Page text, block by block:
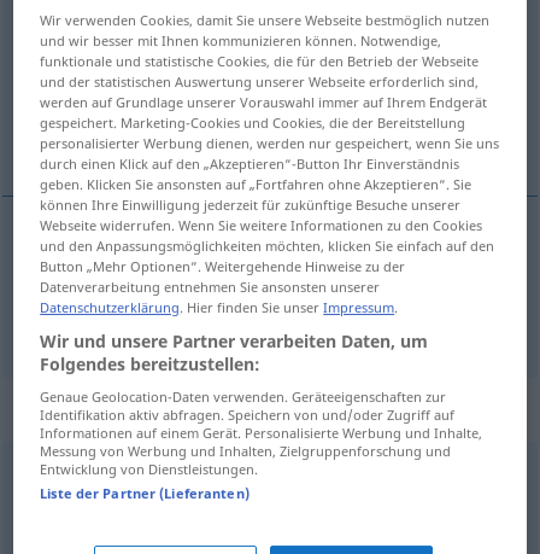
platzen
Übersicht aller Übersetzungen
(Für mehr Details die Übersetzung anklicken/antippen)
пуцати, банути
пуцати platzen
банутиpf platzen in etwas
Synonyme für "platzen"
entfallen,(sich) erledigen (meist Vergangenheits-
Wir verwenden Cookies, damit Sie unsere Webseite bestmöglich nutzen
und wir besser mit Ihnen kommunizieren können. Notwendige,
funktionale und statistische Cookies, die für den Betrieb der Webseite
und der statistischen Auswertung unserer Webseite erforderlich sind,
werden auf Grundlage unserer Vorauswahl immer auf Ihrem Endgerät
gespeichert. Marketing-Cookies und Cookies, die der Bereitstellung
personalisierter Werbung dienen, werden nur gespeichert, wenn Sie uns
durch einen Klick auf den „Akzeptieren“-Button Ihr Einverständnis
geben. Klicken Sie ansonsten auf „Fortfahren ohne Akzeptieren“. Sie
können Ihre Einwilligung jederzeit für zukünftige Besuche unserer
Webseite widerrufen. Wenn Sie weitere Informationen zu den Cookies
und den Anpassungsmöglichkeiten möchten, klicken Sie einfach auf den
Button „Mehr Optionen“. Weitergehende Hinweise zu der
Datenverarbeitung entnehmen Sie ansonsten unserer
Datenschutzerklärung. Hier finden Sie unserImpressum.
Wir und unsere Partner verarbeiten Daten, um
Folgendes bereitzustellen:
Genaue Geolocation-Daten verwenden. Geräteeigenschaften zur
Identifikation aktiv abfragen. Speichern von und/oder Zugriff auf
Informationen auf einem Gerät. Personalisierte Werbung und Inhalte,
Messung von Werbung und Inhalten, Zielgruppenforschung und
Entwicklung von Dienstleistungen.
Liste der Partner (Lieferanten)